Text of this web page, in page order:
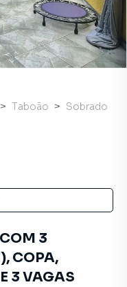
Taboão
Sobrado
3
COPA,
3 VAGAS